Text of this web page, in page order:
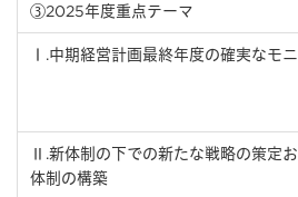
③2025年度重点テーマ
Ⅰ.中期経営計画最終年度の確実なモ
Ⅱ.新体制の下での新たな戦略の策定
体制の構築